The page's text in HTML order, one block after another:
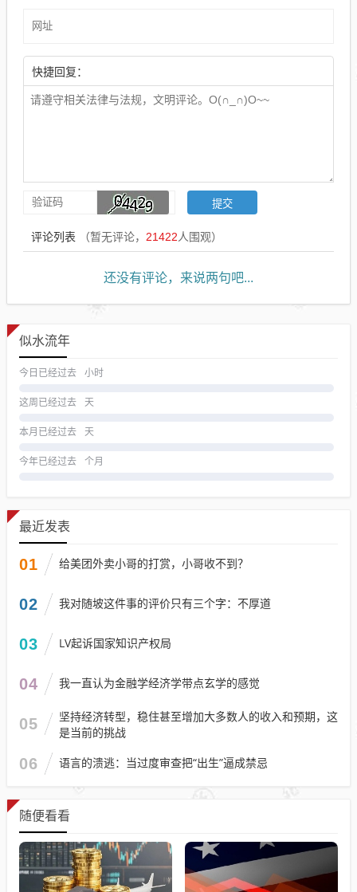
快捷回复：
评论列表 （暂无评论， 21422人围观）
还没有评论，来说两句吧...
似水流年
今日已经过去 小时
这周已经过去 天
本月已经过去 天
今年已经过去 个月
最近发表
01 给美团外卖小哥的打赏，小哥收不到？
02 我对随坡这件事的评价只有三个字：不厚道
03 LV起诉国家知识产权局
04 我一直认为金融学经济学带点玄学的感觉
05
坚持经济转型，稳住甚至增加大多数人的收入和预期，这
是当前的挑战
06 语言的溃逃：当过度审查把“出生”逼成禁忌
随便看看